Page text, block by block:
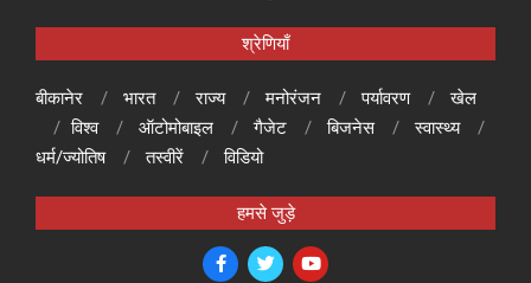
श्रेणियाँ
बीकानेर भारत राज्य मनोरंजन पर्यावरण
खेल
विश्व
ऑटोमोबाइल गैजेट बिजनेस
स्वास्थ्य
धर्म/ज्योतिष
तस्वीरें विडियो
हमसे जुड़े